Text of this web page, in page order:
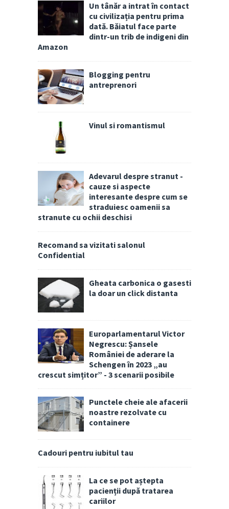
Un tânăr a intrat în contact
cu civilizația pentru prima
dată. Băiatul face parte
dintr-un trib de indigeni din
Amazon
Blogging pentru
antreprenori
Vinul si romantismul
Adevarul despre stranut -
cauze si aspecte
interesante despre cum se
straduiesc oamenii sa
stranute cu ochii deschisi
Recomand sa vizitati salonul
Confidential
Gheata carbonica o gasesti
la doar un click distanta
Europarlamentarul Victor
Negrescu: Șansele
României de aderare la
Schengen în 2023 „au
crescut simțitor” - 3 scenarii posibile
Punctele cheie ale afacerii
noastre rezolvate cu
containere
Cadouri pentru iubitul tau
La ce se pot aștepta
pacienții după tratarea
cariilor